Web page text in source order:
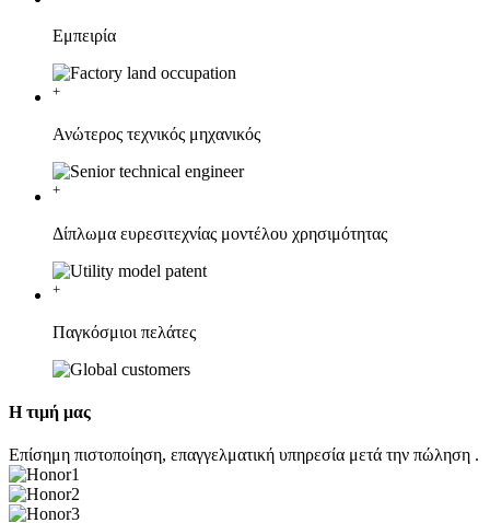
Εμπειρία
+
Ανώτερος τεχνικός μηχανικός
+
Δίπλωμα ευρεσιτεχνίας μοντέλου χρησιμότητας
+
Παγκόσμιοι πελάτες
Η τιμή μας
Επίσημη πιστοποίηση, επαγγελματική υπηρεσία μετά την πώληση .